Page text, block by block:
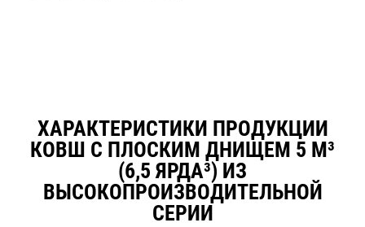
ХАРАКТЕРИСТИКИ ПРОДУКЦИИ
КОВШ С ПЛОСКИМ ДНИЩЕМ 5 М³
(6,5 ЯРДА³) ИЗ
ВЫСОКОПРОИЗВОДИТЕЛЬНОЙ
СЕРИИ